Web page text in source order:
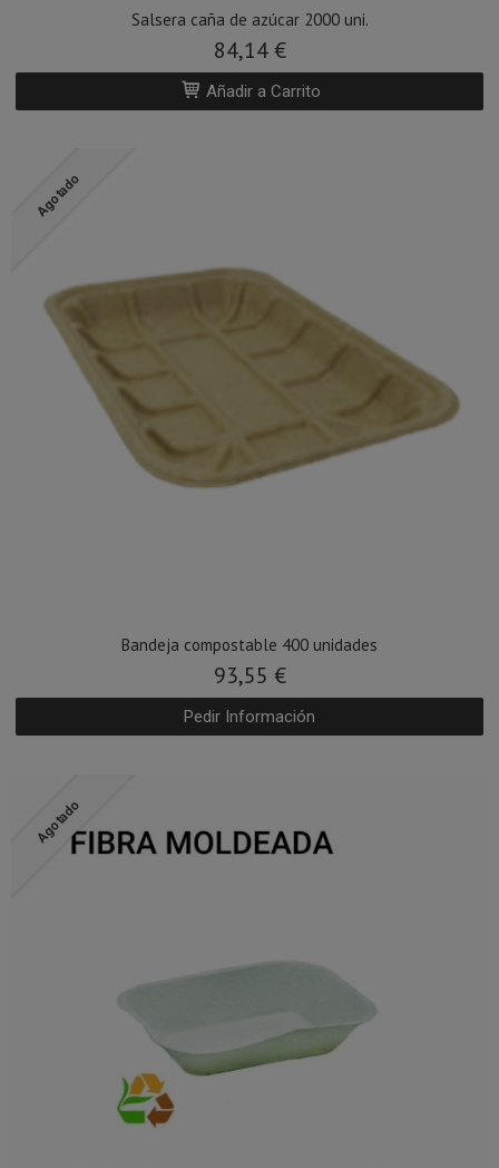
Salsera caña de azúcar 2000 uni.
84,14 €
Añadir a Carrito
Agotado
Bandeja compostable 400 unidades
93,55 €
Pedir Información
Agotado